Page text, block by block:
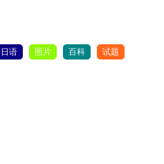
日语 照片 百科 试题